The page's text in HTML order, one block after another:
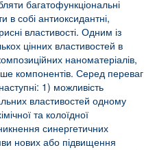
багатофункціональні
в собі антиоксидантні,
властивості. Одним із
цінних властивостей в
наноматеріалів,
компонентів. Серед переваг
1) можливість
властивостей одному
та колоїдної
синергетичних
нових або підвищення